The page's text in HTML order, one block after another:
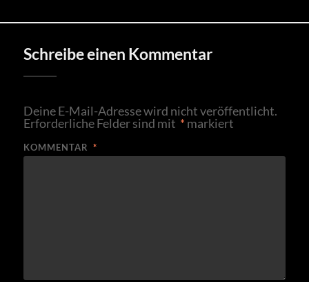
Schreibe einen Kommentar
Deine E-Mail-Adresse wird nicht veröffentlicht.
Erforderliche Felder sind mit *markiert
KOMMENTAR *